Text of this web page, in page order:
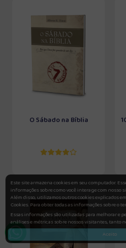
O Sábado na Bíblia
Este site armazena cookies em seu computador.
informações sobre como você interage com nosso
Além disso, utilizamos outros cookies explicados
Cookies. Para obter todas as informações sobre o
Essas informações são utilizadas para melhorar e
análises e métricas sobre nossos visitantes, tanto
Aceito